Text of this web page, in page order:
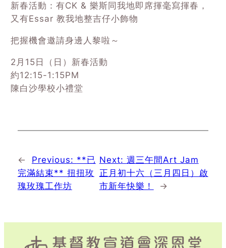
新春活動：有CK & 樂斯同我地即席揮毫寫揮春，
又有Essar 教我地整吉仔小飾物
把握機會邀請身邊人黎啦～
2月15日（日）新春活動
約12:15-1:15PM
陳白沙學校小禮堂
← Previous: **已
完滿結束** 扭扭玫
瑰玫瑰工作坊
Next: 週三午間Art Jam
正月初十六（三月四日）啟
市新年快樂！
→